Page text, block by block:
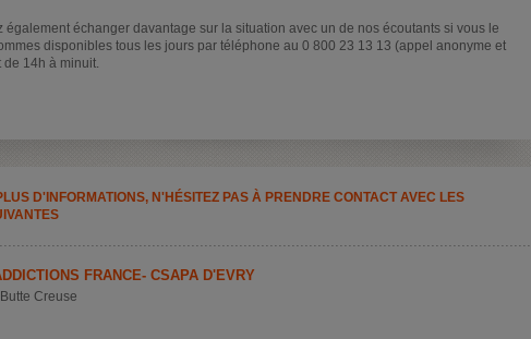
également échanger davantage sur la situation avec un de nos écoutants si vous le
disponibles tous les jours par téléphone au 0 800 23 13 13 (appel anonyme et
14h à minuit.
D'INFORMATIONS, N'HÉSITEZ PAS À PRENDRE CONTACT AVEC LES
FRANCE- CSAPA D'EVRY
Creuse